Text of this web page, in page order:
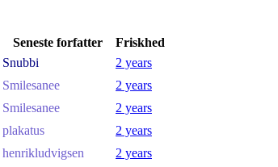
Seneste forfatter
Friskhed
Snubbi
2 years
Smilesanee
2 years
Smilesanee
2 years
plakatus
2 years
henrikludvigsen
2 years